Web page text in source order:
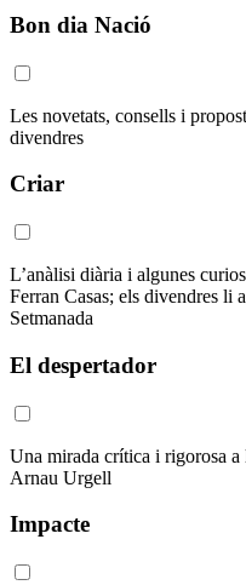
Bon dia Nació
Les novetats, consells i
divendres
Criar
L’anàlisi diària i algunes
Ferran Casas; els divendres li
Setmanada
El despertador
Una mirada crítica i rigorosa a
Arnau Urgell
Impacte